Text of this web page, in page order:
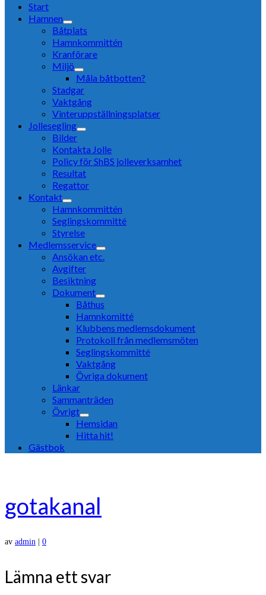
Start
Hamnen
Båtplats
Hamnkommittén
Kranförare
Miljö
Måla båtbotten?
Stadgar
Vaktgång
Vinteruppställningsplatser
Jollesegling
Bilder
Kontakta Jolle
Policy för ShBS jolleverksamhet
Resultat
Regattor
Kontakt
Hamnkommittén
Seglingskommitté
Styrelse
Medlemsservice
Ansökan etc.
Avgifter
Besiktning
Dokument
Båthus
Hamnkomitté
Klubbens medlemsdokument
Protokoll från medlemsmöten
Seglingskommitté
Vaktgång
Övriga dokument
Länkar
Sammanträden
Övrigt
Hemsidan
Hitta hit!
Gästbok
gotakanal
av admin 0
Lämna ett svar